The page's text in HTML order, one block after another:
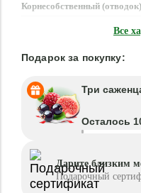
Корнесобственный (отводок)
Все
Подарок за покупку:
Три
Осталось
Дарите близким
Подарочный